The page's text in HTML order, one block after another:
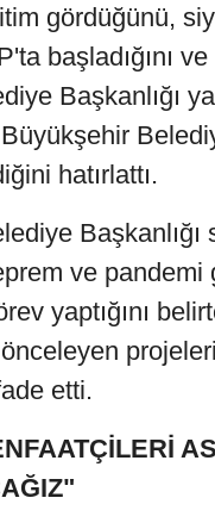
gördüğünü,
başladığını ve
Başkanlığı
hatırlattı.
Başkanlığı
ve pandemi
yaptığını
önceleyen
etti.